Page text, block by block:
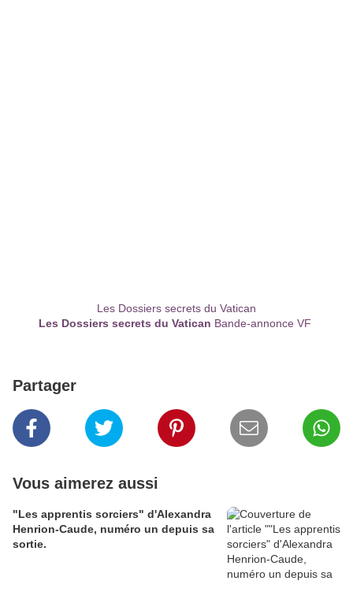
Les Dossiers secrets du Vatican
Les Dossiers secrets du Vatican Bande-annonce VF
Partager
Vous aimerez aussi
"Les apprentis sorciers" d'Alexandra
Henrion-Caude, numéro un depuis sa
sortie.